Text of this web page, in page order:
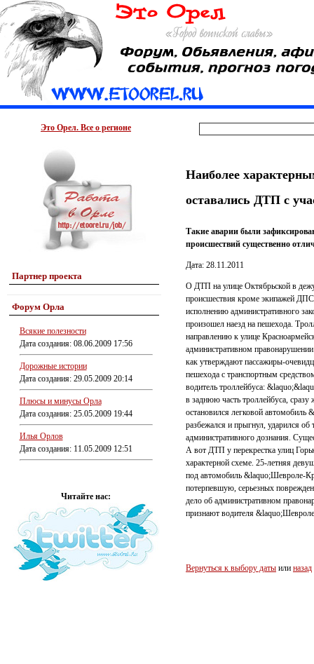
Это Орел. Все о регионе
Партнер проекта
Форум Орла
Всякие полезности
Дата создания: 08.06.2009 17:56
Дорожные истории
Дата создания: 29.05.2009 20:14
Плюсы и минусы Орла
Дата создания: 25.05.2009 19:44
Илья Орлов
Дата создания: 11.05.2009 12:51
Читайте нас:
Наиболее
оставались ДТП с
Такие аварии были
происшествий существенно
Дата: 28.11.2011
О ДТП на улице Октябрьской в
происшествия кроме экипажей
исполнению административного
произошел наезд на пешехода.
направлению к улице
административном
как утверждают пассажиры-
пешехода с транспортным
водитель троллейбуса:
в заднюю часть троллейбуса,
остановился легковой автомобиль
разбежался и прыгнул, ударился
административного дознания.
А вот ДТП у перекрестка улиц
характерной схеме. 25-летняя
под автомобиль &laquo;Шевроле-
потерпевшую, серьезных
дело об административном
признают водителя
Вернуться к выбору даты или назад